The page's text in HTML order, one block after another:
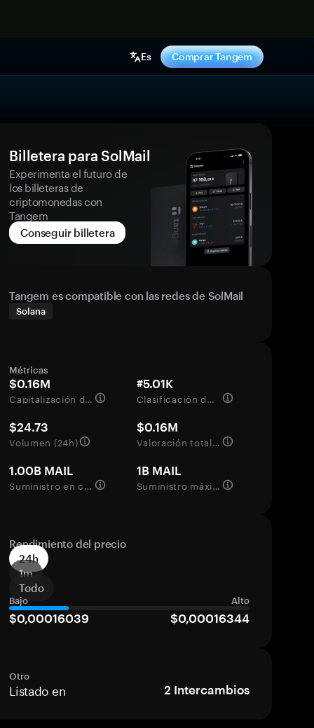
Es Comprar Tangem
Billetera para SolMail
Experimenta el futuro de
los billeteras de
criptomonedas con
Tangem
Conseguir billetera
Tangem es compatible con las redes de SolMail
Solana
Métricas
$0.16M
Capitalización de mercado
#5.01K
Clasificación del mercado
$24.73
Volumen (24h)
$0.16M
Valoración totalmente diluida
1.00B MAIL
Suministro en circulación
1B MAIL
Suministro máximo
Rendimiento del precio
24h
1m
Todo
Bajo Alto
$0,00016039 $0,00016344
Otro
Listado en 2 Intercambios